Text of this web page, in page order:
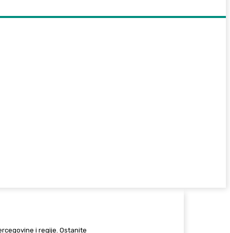
i regije. Ostanite